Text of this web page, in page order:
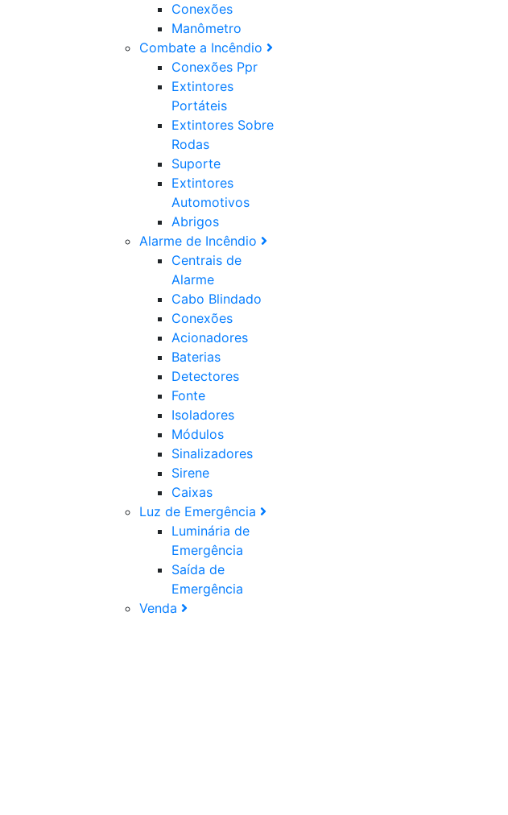
Conexões
Manômetro
Combate a Incêndio
Conexões Ppr
Extintores
Portáteis
Extintores Sobre
Rodas
Suporte
Extintores
Automotivos
Abrigos
Alarme de Incêndio
Centrais de
Alarme
Cabo Blindado
Conexões
Acionadores
Baterias
Detectores
Fonte
Isoladores
Módulos
Sinalizadores
Sirene
Caixas
Luz de Emergência
Luminária de
Emergência
Saída de
Emergência
Venda